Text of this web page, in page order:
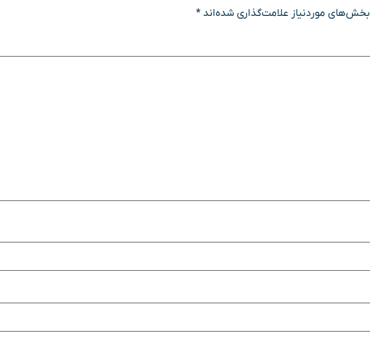
بخش‌های موردنیاز علامت‌گذاری شده‌اند*